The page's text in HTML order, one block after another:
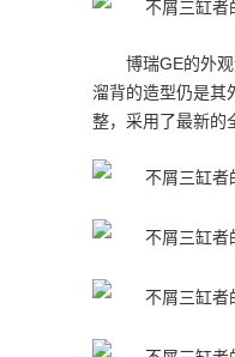
博瑞GE的外
溜背的造型仍是其
整，采用了最新的